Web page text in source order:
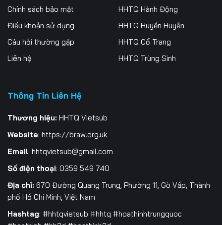
Chính sách bảo mật
Điều khoản sử dụng
Câu hỏi thường gặp
Liên hệ
HHTQ Hành Động
HHTQ Huyền Huyễn
HHTQ Cổ Trang
HHTQ Trùng Sinh
Thông Tin Liên Hệ
Thương hiệu: HHTQ Vietsub
Website: https://braw.org.uk
Email: hhtqvietsub@gmail.com
Số điện thoại: 0359 549 740
Địa chỉ: 670 Đường Quang Trung, Phường 11, Gò Vấp, Thành
phố Hồ Chí Minh, Việt Nam
Hashtag: #hhtqvietsub #hhtq #hoathinhtrungquoc